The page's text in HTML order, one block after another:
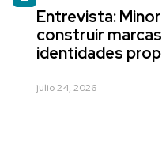
Entrevista:
construir
identidades
julio 24, 2026